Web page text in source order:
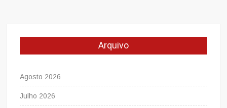
Arquivo
Agosto 2026
Julho 2026